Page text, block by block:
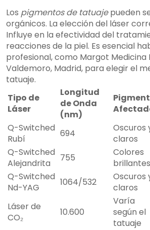
Los pigmentos de tatuajepueden
orgánicos. La elección del láser
Influye en la efectividad del
reacciones de la piel. Es esencial
profesional, como Margot Medicina
Valdemoro, Madrid, para elegir el
tatuaje.
Tipo de
Láser
Longitud
de Onda
(nm)
Q-Switched
Rubí
694
Oscuros
claros
Q-Switched
Alejandrita
755
Colores
brillantes
Q-Switched
Nd-YAG
1064/532
Oscuros
claros
Láser de
CO₂
10.600
Varía
según el
tatuaje